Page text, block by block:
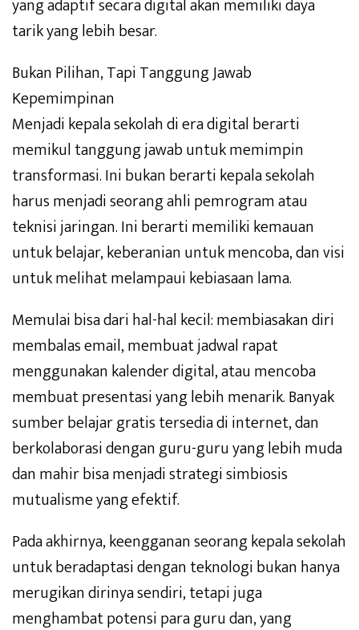
tarik yang lebih besar.
Bukan Pilihan, Tapi Tanggung Jawab
Kepemimpinan
Menjadi kepala sekolah di era digital berarti
memikul tanggung jawab untuk memimpin
transformasi. Ini bukan berarti kepala sekolah
harus menjadi seorang ahli pemrogram atau
teknisi jaringan. Ini berarti memiliki kemauan
untuk belajar, keberanian untuk mencoba, dan visi
untuk melihat melampaui kebiasaan lama.
Memulai bisa dari hal-hal kecil: membiasakan diri
membalas email, membuat jadwal rapat
menggunakan kalender digital, atau mencoba
membuat presentasi yang lebih menarik. Banyak
sumber belajar gratis tersedia di internet, dan
berkolaborasi dengan guru-guru yang lebih muda
dan mahir bisa menjadi strategi simbiosis
mutualisme yang efektif.
Pada akhirnya, keengganan seorang kepala sekolah
untuk beradaptasi dengan teknologi bukan hanya
merugikan dirinya sendiri, tetapi juga
menghambat potensi para guru dan, yang